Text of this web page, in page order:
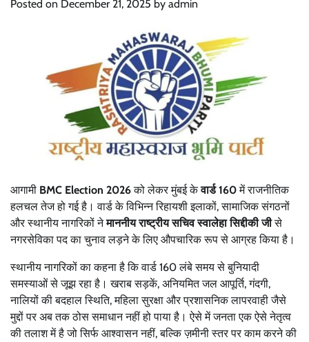
Posted on December 21, 2025 by admin
आगामी BMC Election 2026को लेकर मुंबई केवार्ड 160में राजनीतिक
हलचल तेज हो गई है। वार्ड के विभिन्न रिहायशी इलाकों, सामाजिक संगठनों
और स्थानीय नागरिकों नेमाननीय राष्ट्रीय सचिव स्वालेहा सिद्दीकी जीसे
नगरसेविका पद का चुनाव लड़ने के लिए औपचारिक रूप से आग्रह किया है।
स्थानीय नागरिकों का कहना है कि वार्ड 160 लंबे समय से बुनियादी
समस्याओं से जूझ रहा है। खराब सड़कें, अनियमित जल आपूर्ति, गंदगी,
नालियों की बदहाल स्थिति, महिला सुरक्षा और प्रशासनिक लापरवाही जैसे
मुद्दों पर अब तक ठोस समाधान नहीं हो पाया है। ऐसे में जनता एक ऐसे नेतृत्व
की तलाश में है जो सिर्फ आश्वासन नहीं, बल्कि ज़मीनी स्तर पर काम करने की